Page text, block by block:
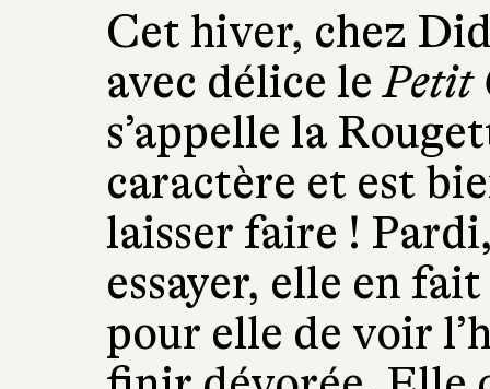
Cet hiver, chez
avec délice lePetit
s’appelle la
caractère et est
laisser faire !
essayer, elle en
pour elle de voir